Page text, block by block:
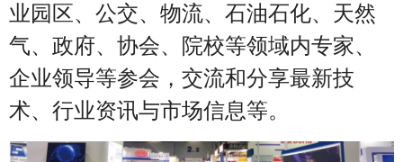
业园区、公交、物流、石油石化、天然
气、政府、协会、院校等领域内专家、
企业领导等参会，交流和分享最新技
术、行业资讯与市场信息等。